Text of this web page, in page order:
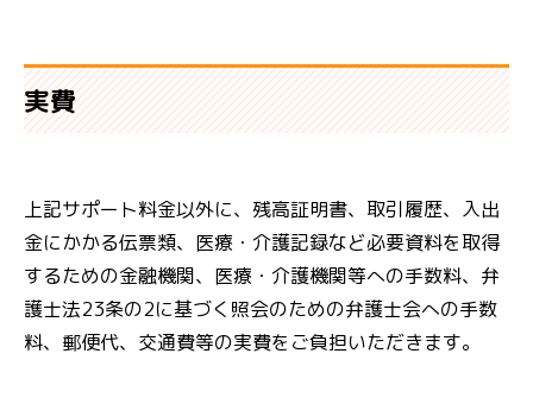
実費
上記サポート料金以外に、残高証明書、取引履歴、入出
金にかかる伝票類、医療・介護記録など必要資料を取得
するための金融機関、医療・介護機関等への手数料、弁
護士法23条の2に基づく照会のための弁護士会への手数
料、郵便代、交通費等の実費をご負担いただきます。